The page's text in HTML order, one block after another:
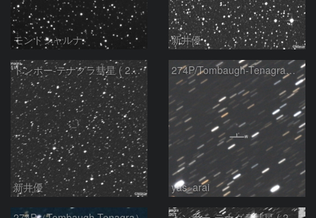
モンドシャルナ 新井優
トンボー-テナグラ彗星 ( 274P )：2021/12/07
新井優
274P/Tombaugh-Tenagra彗星
yas_arai